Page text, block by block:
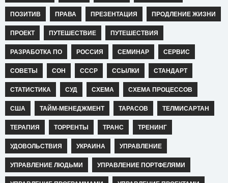
ПОЗИТИВ ПРАВА ПРЕЗЕНТАЦИЯ ПРОДЛЕНИЕ ЖИЗНИ
ПРОЕКТ ПУТЕШЕСТВИЕ ПУТЕШЕСТВИЯ
РАЗРАБОТКА ПО РОССИЯ СЕМИНАР СЕРВИС
СОВЕТЫ СОН СССР ССЫЛКИ СТАНДАРТ
СТАТИСТИКА СУД СХЕМА СХЕМА ПРОЦЕССОВ
США ТАЙМ-МЕНЕДЖМЕНТ ТАРАСОВ ТЕЛМИСАРТАН
ТЕРАПИЯ ТОРРЕНТЫ ТРАНС ТРЕНИНГ
УДОВОЛЬСТВИЯ УКРАИНА УПРАВЛЕНИЕ
УПРАВЛЕНИЕ ЛЮДЬМИ УПРАВЛЕНИЕ ПОРТФЕЛЯМИ